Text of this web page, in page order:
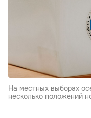
На местных выборах
несколько положений